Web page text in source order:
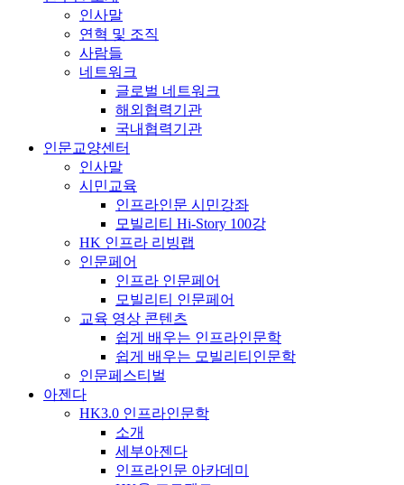
인사말
연혁 및 조직
사람들
네트워크
글로벌 네트워크
해외협력기관
국내협력기관
인문교양센터
인사말
시민교육
인프라인문 시민강좌
모빌리티 Hi-Story 100강
HK 인프라 리빙랩
인문페어
인프라 인문페어
모빌리티 인문페어
교육 영상 콘텐츠
쉽게 배우는 인프라인문학
쉽게 배우는 모빌리티인문학
인문페스티벌
아젠다
HK3.0 인프라인문학
소개
세부아젠다
인프라인문 아카데미